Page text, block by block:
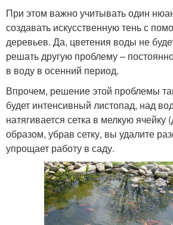
При этом важно учитывать один
создавать искусственную тень с
деревьев. Да, цветения воды не
решать другую проблему –
в воду в осенний период.
Впрочем, решение этой проблемы
будет интенсивный листопад, над
натягивается сетка в мелкую ячейку
образом, убрав сетку, вы удалите
упрощает работу в саду.